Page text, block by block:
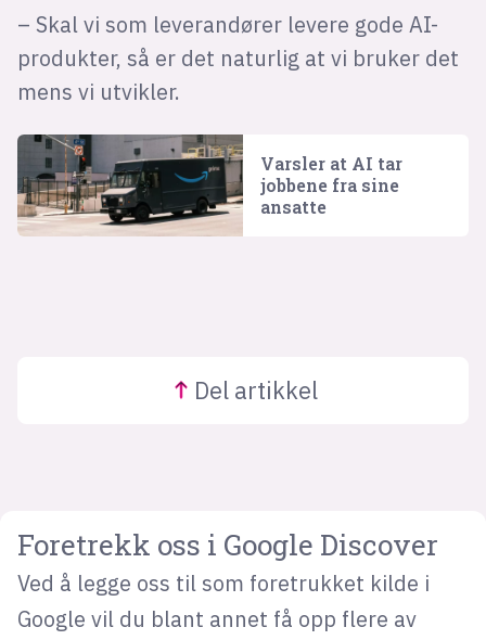
– Skal vi som leverandører levere gode AI-
produkter, så er det naturlig at vi bruker det
mens vi utvikler.
Varsler at AI tar
jobbene fra sine
ansatte
Del artikkel
Foretrekk oss i Google Discover
Ved å legge oss til som foretrukket kilde i
Google vil du blant annet få opp flere av